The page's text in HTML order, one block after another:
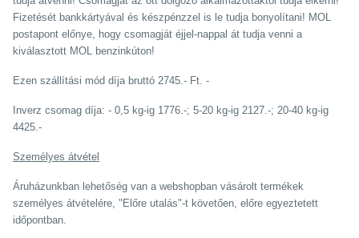
Fizetését bankkártyával és készpénzzel is le tudja bonyolítani! MOL
postapont előnye, hogy csomagját éjjel-nappal át tudja venni a
kiválasztott MOL benzinkúton!
Ezen szállítási mód díja bruttó 2745.- Ft. -
Inverz csomag díja: - 0,5 kg-ig 1776.-; 5-20 kg-ig 2127.-; 20-40 kg-ig
4425.-
Személyes átvétel
Áruházunkban lehetőség van a webshopban vásárolt termékek
személyes átvételére, "Előre utalás"-t követően, előre egyeztetett
időpontban.